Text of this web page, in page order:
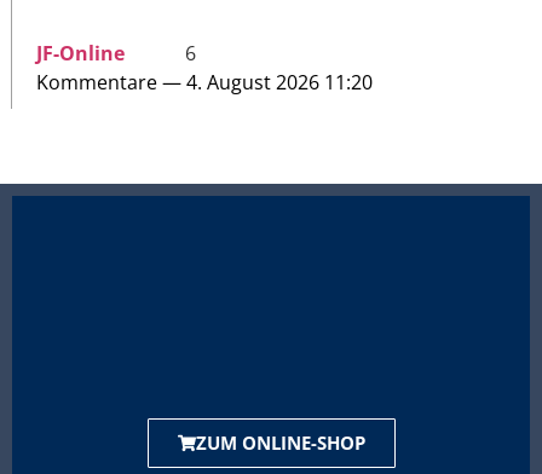
JF-Online
6
Kommentare — 4. August 2026 11:20
ZUM ONLINE-SHOP